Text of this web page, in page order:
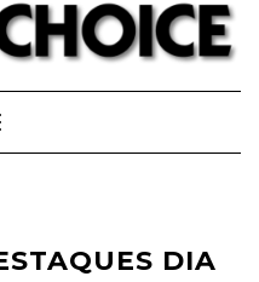
Navigation
DIA